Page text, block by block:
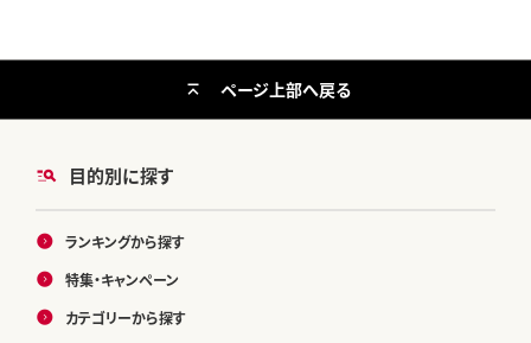
目的別に探す
ランキングから探す
特集・キャンペーン
カテゴリーから探す
ページ上部へ戻る